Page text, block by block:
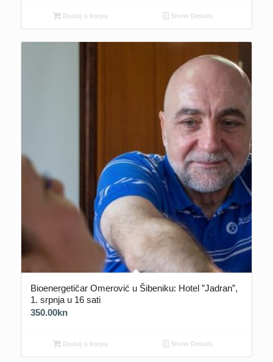
Dodaj u korpu Show Details
Bioenergetičar Omerović u Šibeniku: Hotel ”Jadran”,
1. srpnja u 16 sati
350.00kn
Dodaj u korpu Show Details